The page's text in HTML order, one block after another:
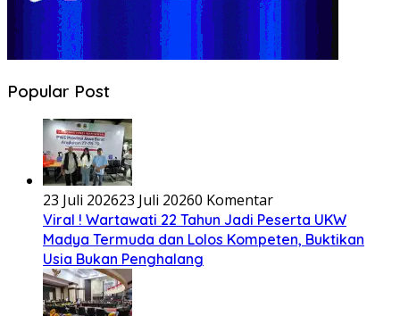
Popular Post
23 Juli 202623 Juli 20260 Komentar
Viral ! Wartawati 22 Tahun Jadi Peserta UKW
Madya Termuda dan Lolos Kompeten, Buktikan
Usia Bukan Penghalang